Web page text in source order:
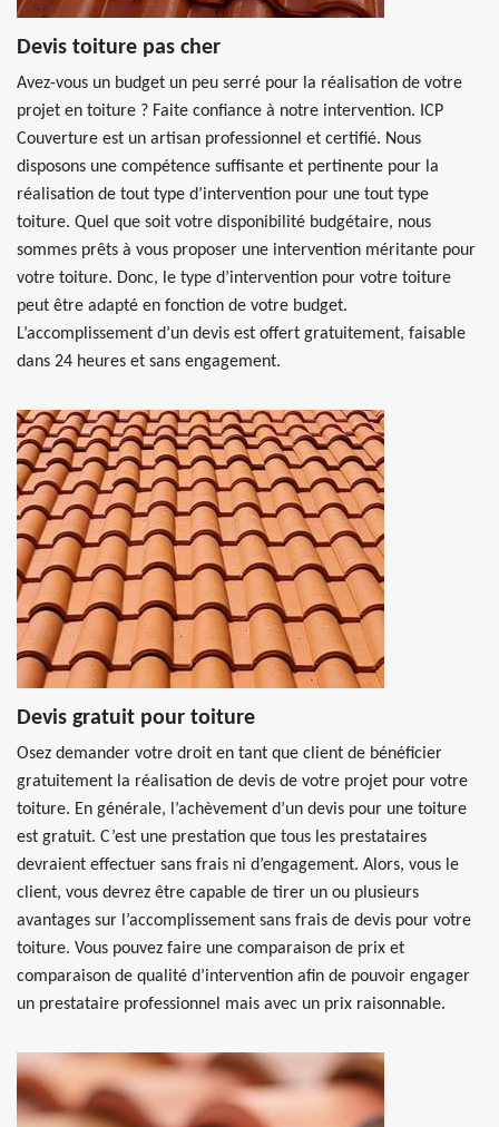
Devis toiture pas cher
Avez-vous un budget un peu serré pour la réalisation de votre
projet en toiture ? Faite confiance à notre intervention. ICP
Couverture est un artisan professionnel et certifié. Nous
disposons une compétence suffisante et pertinente pour la
réalisation de tout type d’intervention pour une tout type
toiture. Quel que soit votre disponibilité budgétaire, nous
sommes prêts à vous proposer une intervention méritante pour
votre toiture. Donc, le type d’intervention pour votre toiture
peut être adapté en fonction de votre budget.
L’accomplissement d’un devis est offert gratuitement, faisable
dans 24 heures et sans engagement.
Devis gratuit pour toiture
Osez demander votre droit en tant que client de bénéficier
gratuitement la réalisation de devis de votre projet pour votre
toiture. En générale, l’achèvement d’un devis pour une toiture
est gratuit. C’est une prestation que tous les prestataires
devraient effectuer sans frais ni d’engagement. Alors, vous le
client, vous devrez être capable de tirer un ou plusieurs
avantages sur l’accomplissement sans frais de devis pour votre
toiture. Vous pouvez faire une comparaison de prix et
comparaison de qualité d’intervention afin de pouvoir engager
un prestataire professionnel mais avec un prix raisonnable.